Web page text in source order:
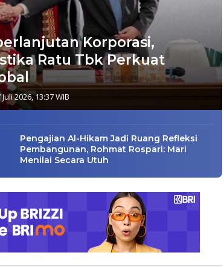
Korporasi,
Ratu Tbk Perkuat
2026, 13:37 WIB
Pengajian Al-Hikam Jadi Ruang Refleksi
Pembangunan, Rohmat Rospari: Mari
Menilai Secara Utuh